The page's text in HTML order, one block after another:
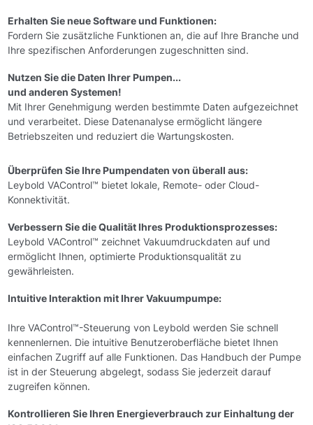
Erhalten Sie neue Software und Funktionen:
Fordern Sie zusätzliche Funktionen an, die auf Ihre Branche und
Ihre spezifischen Anforderungen zugeschnitten sind.
Nutzen Sie die Daten Ihrer Pumpen...
und anderen Systemen!
Mit Ihrer Genehmigung werden bestimmte Daten aufgezeichnet
und verarbeitet. Diese Datenanalyse ermöglicht längere
Betriebszeiten und reduziert die Wartungskosten.
Überprüfen Sie Ihre Pumpendaten von überall aus:
Leybold VAControl™ bietet lokale, Remote- oder Cloud-
Konnektivität.
Verbessern Sie die Qualität Ihres Produktionsprozesses:
Leybold VAControl™ zeichnet Vakuumdruckdaten auf und
ermöglicht Ihnen, optimierte Produktionsqualität zu
gewährleisten.
Intuitive Interaktion mit Ihrer Vakuumpumpe:
Ihre VAControl™-Steuerung von Leybold werden Sie schnell
kennenlernen. Die intuitive Benutzeroberfläche bietet Ihnen
einfachen Zugriff auf alle Funktionen. Das Handbuch der Pumpe
ist in der Steuerung abgelegt, sodass Sie jederzeit darauf
zugreifen können.
Kontrollieren Sie Ihren Energieverbrauch zur Einhaltung der